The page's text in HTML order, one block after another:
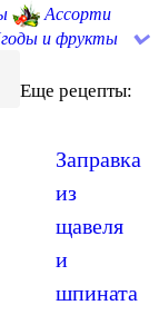
Ассорти
и фрукты
Еще рецепты:
Заправка
из
щавеля
и
шпината